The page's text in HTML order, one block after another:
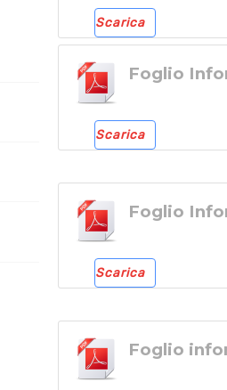
Scarica
Foglio
Scarica
Foglio
Scarica
Foglio